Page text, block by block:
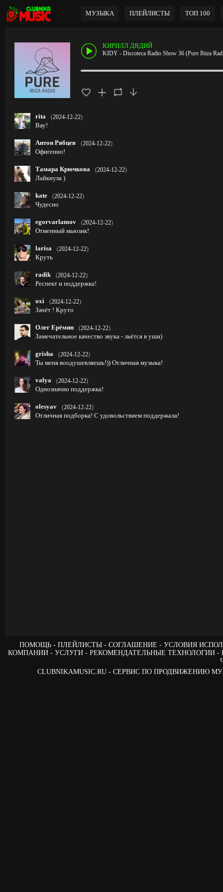
МУЗЫКА ПЛЕЙЛИСТЫ ТОП 100
КИРИЛЛ ДЯДИЙ
KIDY - Discoteca Radio Show 36 (Pure Ibiza
rita (2024-12-22)
Вау!
Антон Рябцев (2024-12-22)
Офигенно!
Тамара Крючкова (2024-12-22)
Лайкнула )
kate (2024-12-22)
Чудесно
egorvarlamov (2024-12-22)
Отменный мьюзик!
larisa (2024-12-22)
Круть
radik (2024-12-22)
Респект и поддержка!
oxi (2024-12-22)
Зачёт ! Круто
Олег Ерёмин (2024-12-22)
Замечательное качество звука - льётся в уши)
grisha (2024-12-22)
Ты меня воодушевляешь!)) Отличная музыка!
valya (2024-12-22)
Однозначно поддержка!
olesyav (2024-12-22)
Отличная подборка! С удовольствием поддержала!
ПОМОЩЬ ПЛЕЙЛИСТЫ СОГЛАШЕНИЕ
УСЛОВИЯ
КОМПАНИИ
УСЛУГИ РЕКОМЕНДАТЕЛЬНЫЕ ТЕХНОЛОГИИ
CLUBNIKAMUSIC.RU - СЕРВИС ПО ПРОДВИЖЕНИЮ